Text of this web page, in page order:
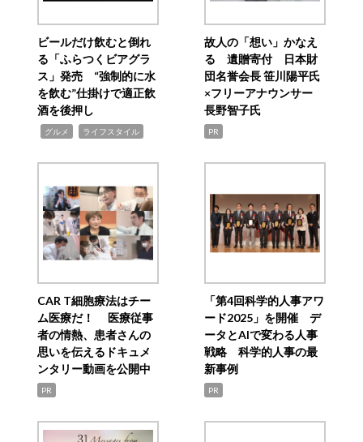
ビールだけ飲むと倒れ
る「ふらつくビアグラ
ス」発売 “強制的に水
を飲む”仕掛けで適正飲
酒を後押し
グルメ ライフスタイル
故人の「想い」かなえ
る 遺贈寄付 日本財
団名誉会長 笹川陽平氏
×フリーアナウンサー
長野智子氏
PR
CAR T細胞療法はチー
ム医療だ！ 医療従事
者の情熱、患者さんの
思いを伝えるドキュメ
ンタリー動画を公開中
PR
「第4回科学的人事アワ
ード2025」を開催 デ
ータとAIで変わる人事
戦略 科学的人事の最
新事例
PR